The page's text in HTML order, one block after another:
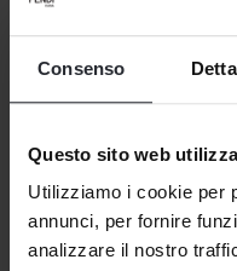
Consenso
Questo sito web
Utilizziamo i cookie per
annunci, per fornire
analizzare il nostro